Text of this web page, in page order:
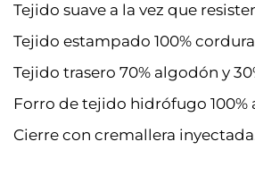
Tejido suave a la vez que
Tejido estampado 100%
Tejido trasero 70% algodón y
Forro de tejido hidrófugo 100%
Cierre con cremallera